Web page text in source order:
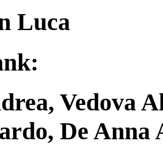
Luca
Vedova
De Anna